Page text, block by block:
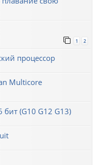
1 2
процессор
Multicore
(G10 G12 G13)